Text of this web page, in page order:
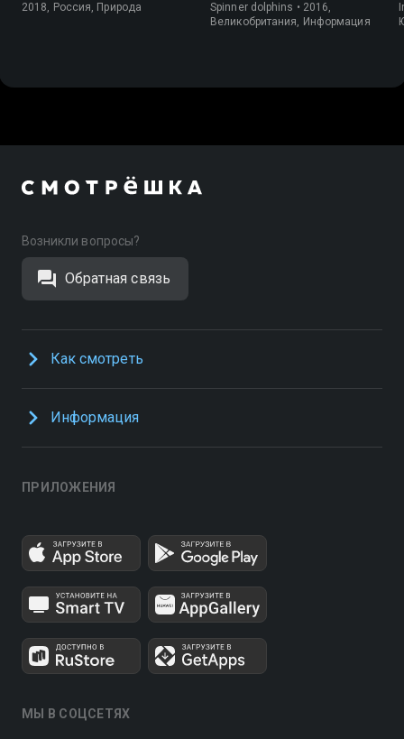
2018, Россия, Природа
Spinner dolphins • 2016,
Великобритания, Информация
Возникли вопросы?
Обратная связь
Как смотреть
Информация
ПРИЛОЖЕНИЯ
МЫ В СОЦСЕТЯХ